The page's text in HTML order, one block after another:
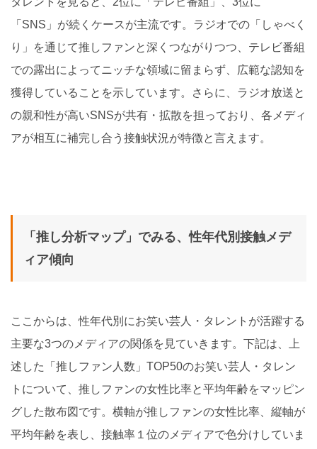
「SNS」が続くケースが主流です。ラジオでの「しゃべく
り」を通じて推しファンと深くつながりつつ、テレビ番組
での露出によってニッチな領域に留まらず、広範な認知を
獲得していることを示しています。さらに、ラジオ放送と
の親和性が高いSNSが共有・拡散を担っており、各メディ
アが相互に補完し合う接触状況が特徴と言えます。
「推し分析マップ」でみる、性年代別接触メデ
ィア傾向
ここからは、性年代別にお笑い芸人・タレントが活躍する
主要な3つのメディアの関係を見ていきます。下記は、上
述した「推しファン人数」TOP50のお笑い芸人・タレン
トについて、推しファンの女性比率と平均年齢をマッピン
グした散布図です。横軸が推しファンの女性比率、縦軸が
平均年齢を表し、接触率１位のメディアで色分けしていま